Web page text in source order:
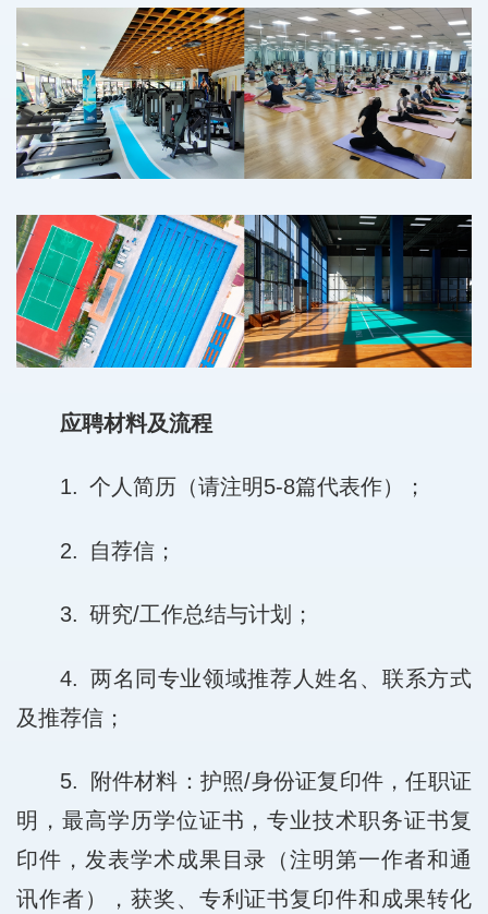
应聘材料及流程
1. 个人简历（请注明5-8篇代表作）；
2. 自荐信；
3. 研究/工作总结与计划；
4. 两名同专业领域推荐人姓名、联系方式
及推荐信；
5. 附件材料：护照/身份证复印件，任职证
明，最高学历学位证书，专业技术职务证书复
印件，发表学术成果目录（注明第一作者和通
讯作者），获奖、专利证书复印件和成果转化